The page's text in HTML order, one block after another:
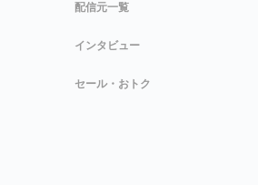
配信元一覧
インタビュー
セール・おトク